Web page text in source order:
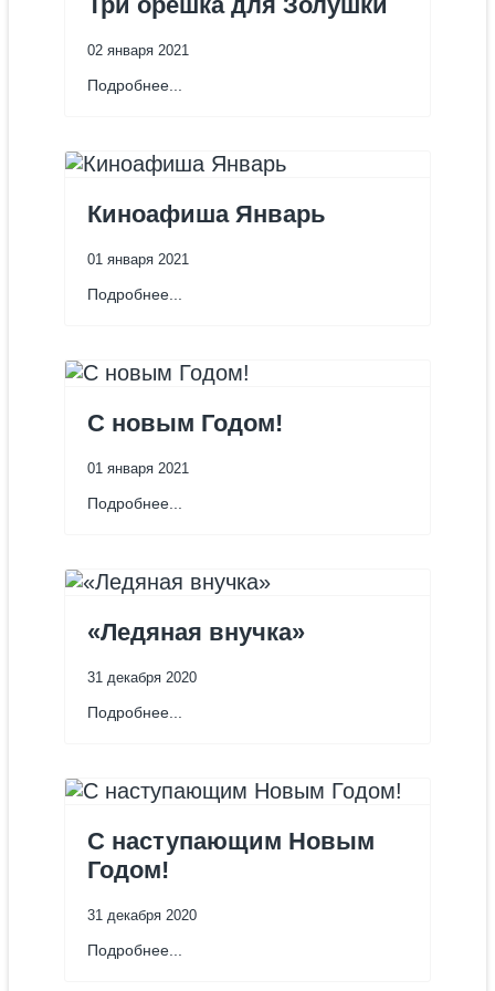
02 января 2021
Подробнее...
Киноафиша Январь
01 января 2021
Подробнее...
С новым Годом!
01 января 2021
Подробнее...
«Ледяная внучка»
31 декабря 2020
Подробнее...
С наступающим Новым
Годом!
31 декабря 2020
Подробнее...